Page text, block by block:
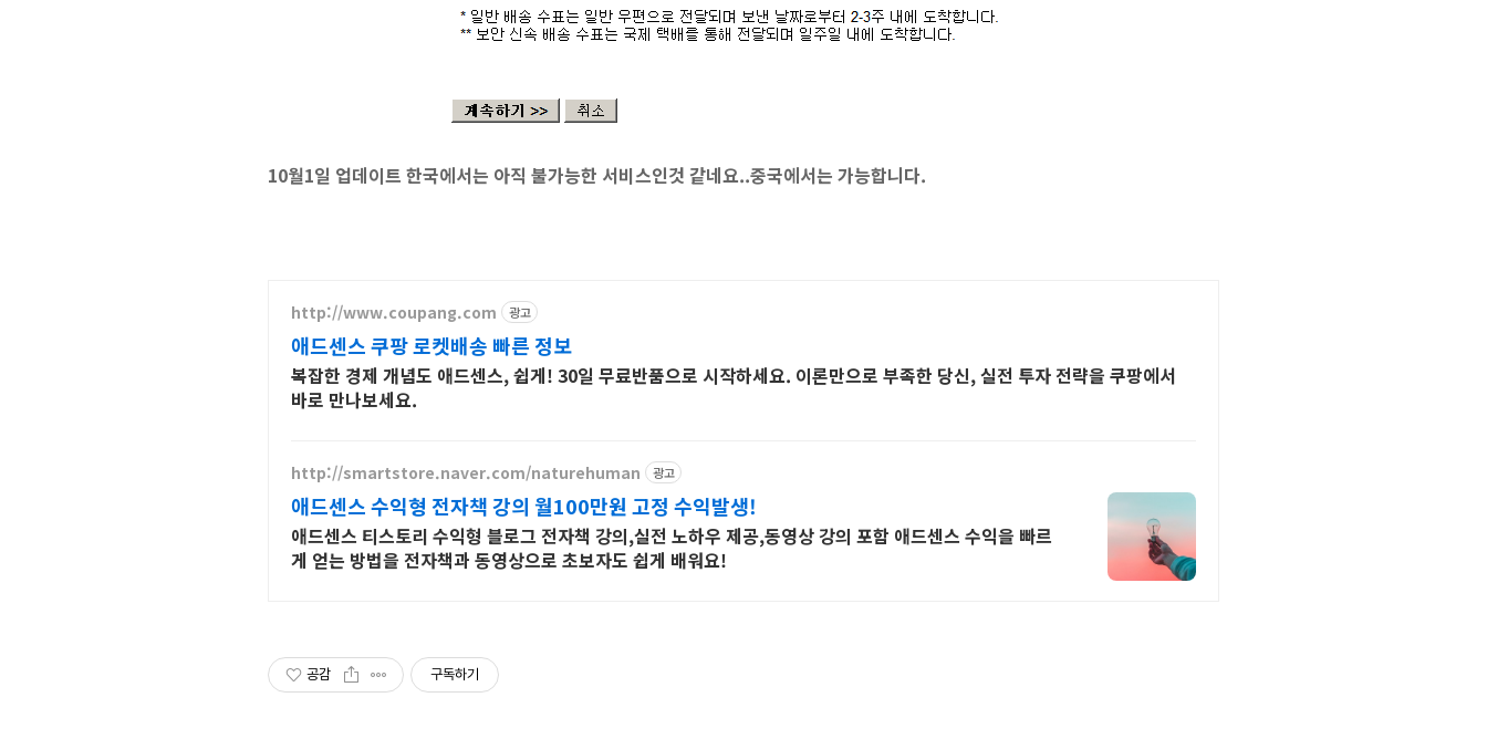
10월1일 업데이트 한국에서는 아직 불가능한 서비스인것 같네요..중국에서는 가능합니다.
http://www.coupang.com 광고
애드센스 쿠팡 로켓배송 빠른 정보
복잡한 경제 개념도 애드센스, 쉽게! 30일 무료반품으로 시작하세요. 이론만으로 부족한 당신, 실전 투자 전략을 쿠팡에서
바로 만나보세요.
http://smartstore.naver.com/naturehuman 광고
애드센스 수익형 전자책 강의 월100만원 고정 수익발생!
애드센스 티스토리 수익형 블로그 전자책 강의,실전 노하우 제공,동영상 강의 포함 애드센스 수익을 빠르
게 얻는 방법을 전자책과 동영상으로 초보자도 쉽게 배워요!
공감 구독하기